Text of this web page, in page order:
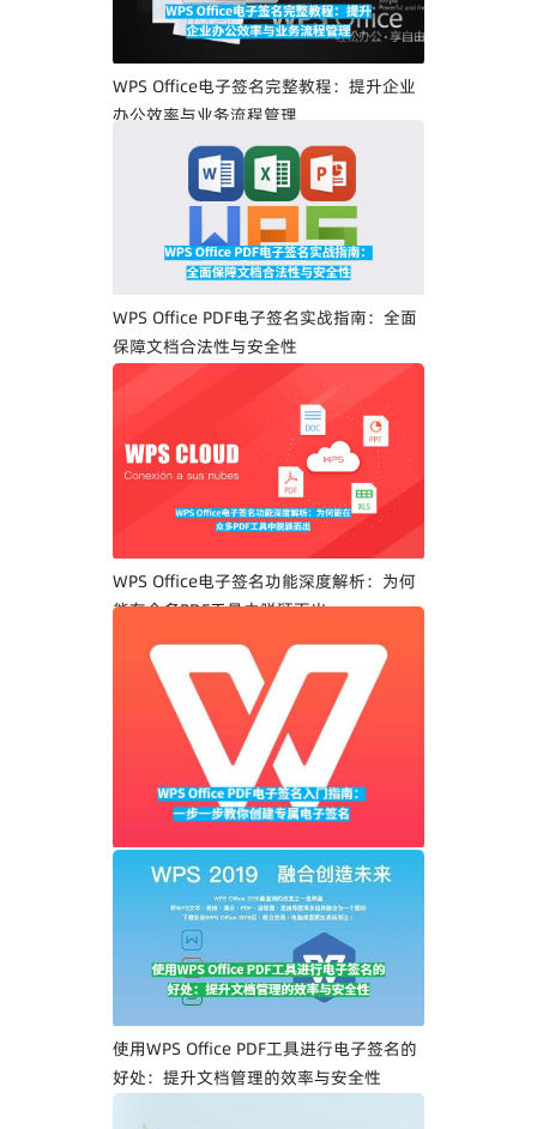
WPS Office电子签名完整教程：提升企业
办公效率与业务流程管理
WPS Office PDF电子签名实战指南：全面
保障文档合法性与安全性
WPS Office电子签名功能深度解析：为何
能在众多PDF工具中脱颖而出
WPS Office PDF电子签名入门指南：一步
一步教你创建专属电子签名
使用WPS Office PDF工具进行电子签名的
好处：提升文档管理的效率与安全性